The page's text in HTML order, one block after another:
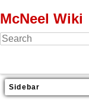
McNeel Wiki
Sidebar